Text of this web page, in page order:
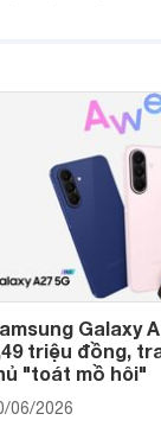
Galaxy
triệu đồng,
"toát mồ hôi"
06/2026